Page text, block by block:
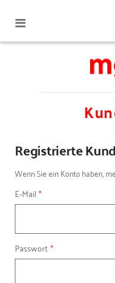
Navigation
Registrierte
Wenn Sie ein Konto haben,
E-Mail
Passwort